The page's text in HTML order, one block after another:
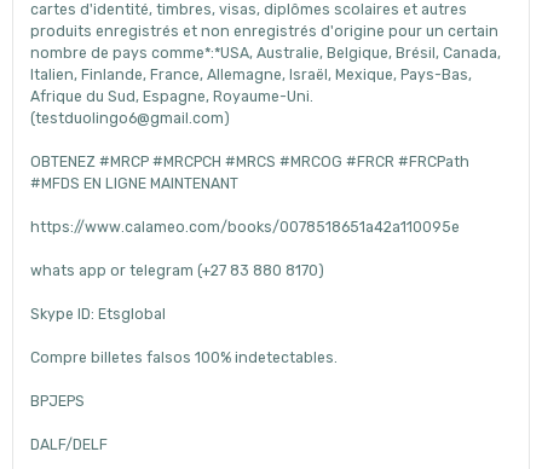
cartes d'identité, timbres, visas, diplômes scolaires et autres
produits enregistrés et non enregistrés d'origine pour un certain
nombre de pays comme*:*USA, Australie, Belgique, Brésil, Canada,
Italien, Finlande, France, Allemagne, Israël, Mexique, Pays-Bas,
Afrique du Sud, Espagne, Royaume-Uni.
(testduolingo6@gmail.com)
OBTENEZ #MRCP #MRCPCH #MRCS #MRCOG #FRCR #FRCPath
#MFDS EN LIGNE MAINTENANT
https://www.calameo.com/books/0078518651a42a110095e
whats app or telegram (+27 83 880 8170)
Skype ID: Etsglobal
Compre billetes falsos 100% indetectables.
BPJEPS
DALF/DELF